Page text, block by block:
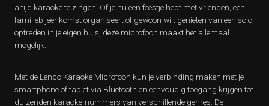
altijd karaoke te zingen. Of je nu een feestje hebt met vrienden, een
familiebijeenkomst organiseert of gewoon wilt genieten van een solo-
optreden in je eigen huis, deze microfoon maakt het allemaal
mogelijk.
Met de Lenco Karaoke Microfoon kun je verbinding maken met je
smartphone of tablet via Bluetooth en eenvoudig toegang krijgen tot
duizenden karaoke-nummers van verschillende genres. De